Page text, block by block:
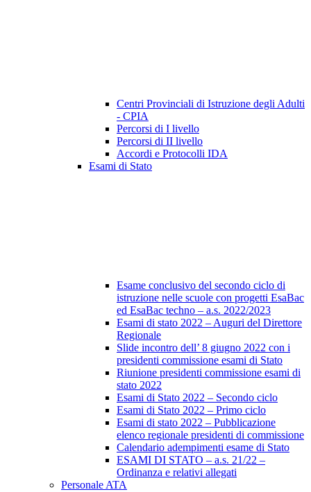
Centri Provinciali di Istruzione degli Adulti
- CPIA
Percorsi di I livello
Percorsi di II livello
Accordi e Protocolli IDA
Esami di Stato
Esame conclusivo del secondo ciclo di
istruzione nelle scuole con progetti EsaBac
ed EsaBac techno – a.s. 2022/2023
Esami di stato 2022 – Auguri del Direttore
Regionale
Slide incontro dell’ 8 giugno 2022 con i
presidenti commissione esami di Stato
Riunione presidenti commissione esami di
stato 2022
Esami di Stato 2022 – Secondo ciclo
Esami di Stato 2022 – Primo ciclo
Esami di stato 2022 – Pubblicazione
elenco regionale presidenti di commissione
Calendario adempimenti esame di Stato
ESAMI DI STATO – a.s. 21/22 –
Ordinanza e relativi allegati
Personale ATA